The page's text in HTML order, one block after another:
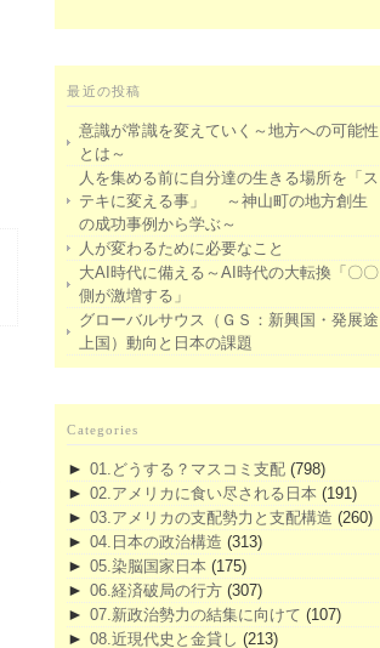
最近の投稿
意識が常識を変えていく～地方への可能性
とは～
人を集める前に自分達の生きる場所を「ス
テキに変える事」 ～神山町の地方創生
の成功事例から学ぶ～
人が変わるために必要なこと
大AI時代に備える～AI時代の大転換「〇〇
側が激増する」
グローバルサウス（ＧＳ：新興国・発展途
上国）動向と日本の課題
Categories
► 01.どうする？マスコミ支配 (798)
► 02.アメリカに食い尽される日本 (191)
► 03.アメリカの支配勢力と支配構造 (260)
► 04.日本の政治構造 (313)
► 05.染脳国家日本 (175)
► 06.経済破局の行方 (307)
► 07.新政治勢力の結集に向けて (107)
► 08.近現代史と金貸し (213)